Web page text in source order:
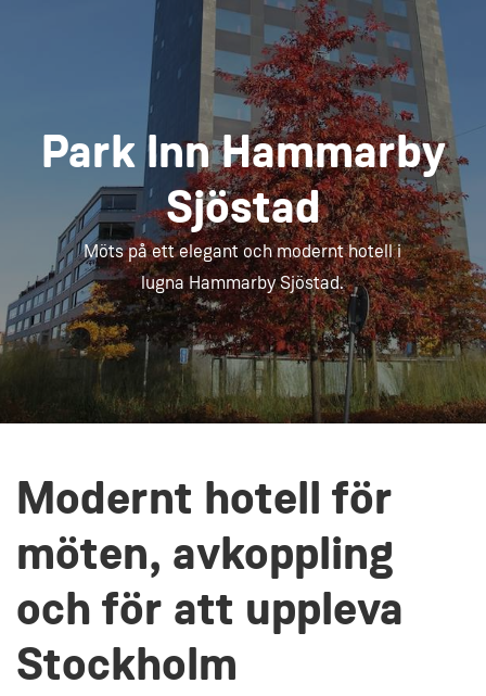
Park Inn Hammarby
Sjöstad
Möts på ett elegant och modernt hotell i
lugna Hammarby Sjöstad.
Modernt hotell för
möten, avkoppling
och för att uppleva
Stockholm